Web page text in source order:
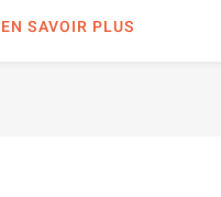
EN SAVOIR PLUS